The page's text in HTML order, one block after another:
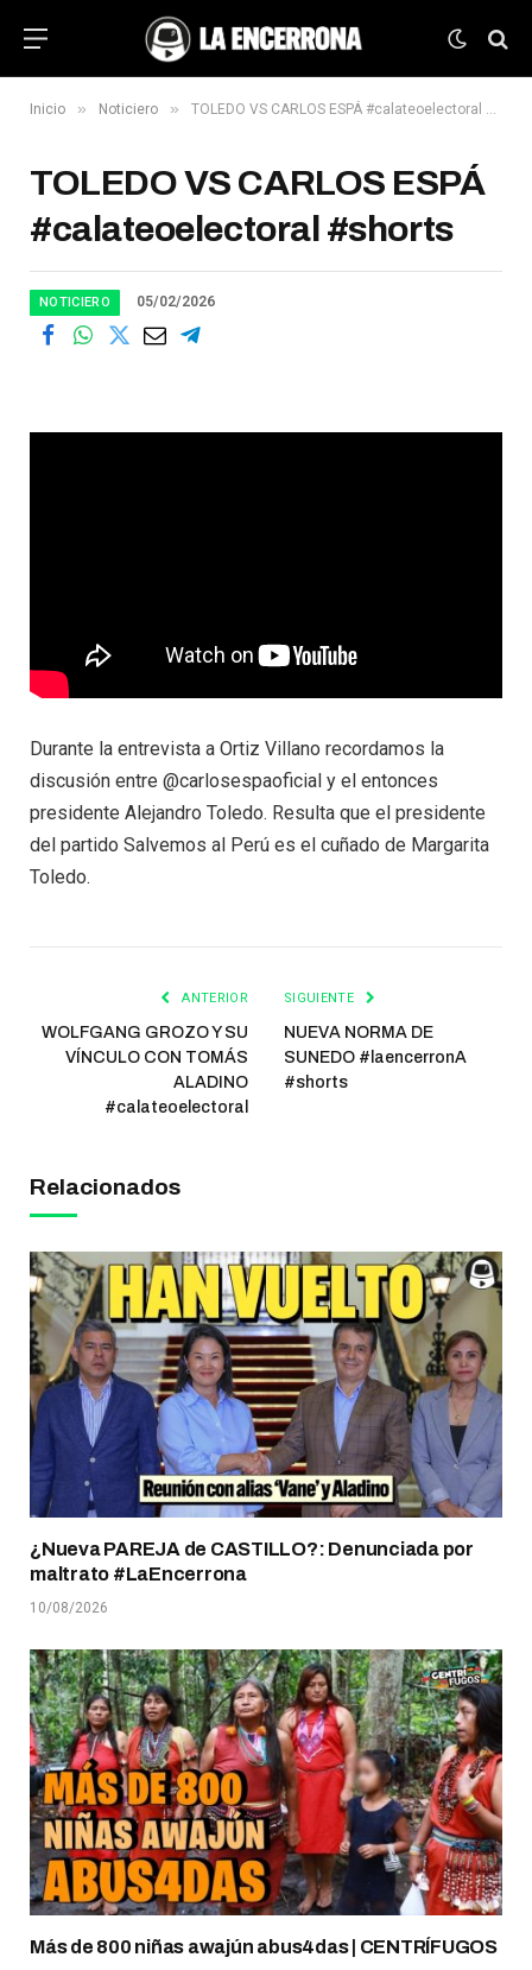
Inicio » Noticiero » TOLEDO VS CARLOS ESPÁ #calateoelectoral #shorts
TOLEDO VS CARLOS ESPÁ
#calateoelectoral #shorts
NOTICIERO 05/02/2026
Durante la entrevista a Ortiz Villano recordamos la
discusión entre @carlosespaoficial y el entonces
presidente Alejandro Toledo. Resulta que el presidente
del partido Salvemos al Perú es el cuñado de Margarita
Toledo.
ANTERIOR
WOLFGANG GROZO Y SU
VÍNCULO CON TOMÁS
ALADINO
#calateoelectoral
SIGUIENTE
NUEVA NORMA DE
SUNEDO #laencerronA
#shorts
Relacionados
¿Nueva PAREJA de CASTILLO?: Denunciada por
maltrato #LaEncerrona
10/08/2026
Más de 800 niñas awajún abus4das | CENTRÍFUGOS